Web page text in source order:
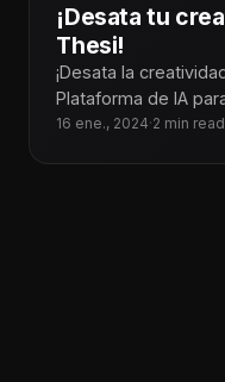
¡Desata tu
Thesi!
¡Desata la
Plataforma de IA
Convierte tus ideas
16 ene., 2024·2 min read